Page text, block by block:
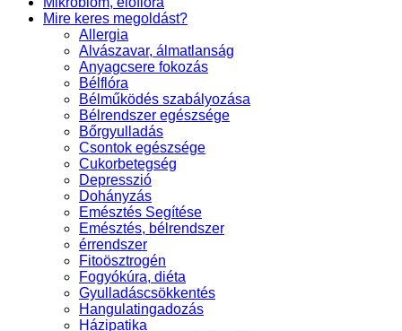
Mire keres megoldást?
Allergia
Alvászavar, álmatlanság
Anyagcsere fokozás
Bélflóra
Bélműködés szabályozása
Bélrendszer egészsége
Bőrgyulladás
Csontok egészsége
Cukorbetegség
Depresszió
Dohányzás
Emésztés Segítése
Emésztés, bélrendszer
érrendszer
Fitoösztrogén
Fogyókúra, diéta
Gyulladáscsökkentés
Hangulatingadozás
Házipatika